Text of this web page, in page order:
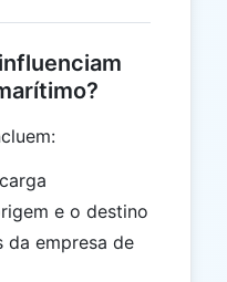
e o destino
da empresa de